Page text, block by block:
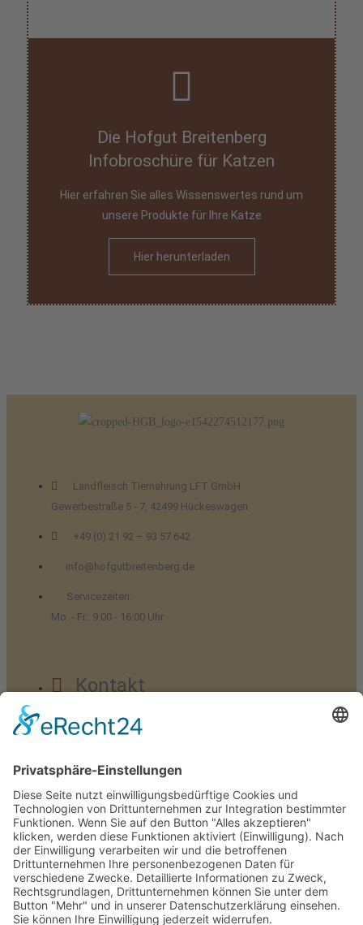
Die Hofgut Breitenberg
Infobroschüre für Katzen
Hier erfahren Sie alles Wissenswertes rund um
unsere Produkte für Ihre Katze
Hier herunterladen
Landfleisch Tiernahrung LFT GmbH
Gewerbestraße 5 - 7, 42499 Hückeswagen
+49 (0) 21 92 – 93 57 642
info@hofgutbreitenberg.de
Servicezeiten:
Mo. - Fr.: 9:00 - 16:00 Uhr
Kontakt
Impressum
Datenschutz
Downloads
Broschüre Katze